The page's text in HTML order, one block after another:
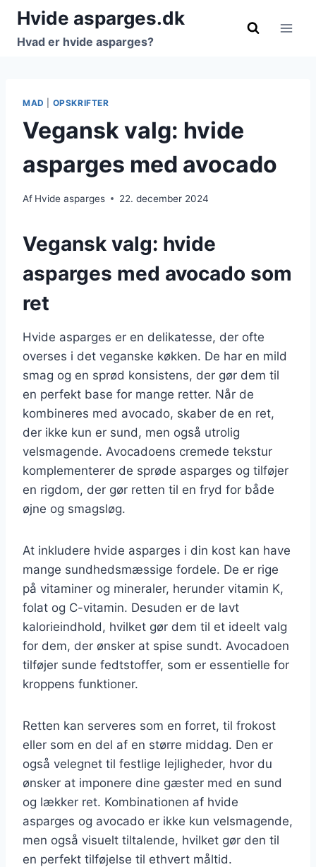
Fortsæt
indhold
Hvide asparges.dk
Hvad er hvide asparges?
MAD OPSKRIFTER
Vegansk valg: hvide
asparges med avocado
Af Hvide asparges 22. december 2024
Vegansk valg: hvide
asparges med avocado som
ret
Hvide asparges er en delikatesse, der ofte
overses i det veganske køkken. De har en mild
smag og en sprød konsistens, der gør dem til
en perfekt base for mange retter. Når de
kombineres med avocado, skaber de en ret,
der ikke kun er sund, men også utrolig
velsmagende. Avocadoens cremede tekstur
komplementerer de sprøde asparges og tilføjer
en rigdom, der gør retten til en fryd for både
øjne og smagsløg.
At inkludere hvide asparges i din kost kan have
mange sundhedsmæssige fordele. De er rige
på vitaminer og mineraler, herunder vitamin K,
folat og C-vitamin. Desuden er de lavt
kalorieindhold, hvilket gør dem til et ideelt valg
for dem, der ønsker at spise sundt. Avocadoen
tilføjer sunde fedtstoffer, som er essentielle for
kroppens funktioner.
Retten kan serveres som en forret, til frokost
eller som en del af en større middag. Den er
også velegnet til festlige lejligheder, hvor du
ønsker at imponere dine gæster med en sund
og lækker ret. Kombinationen af hvide
asparges og avocado er ikke kun velsmagende,
men også visuelt tiltalende, hvilket gør den til
en perfekt tilføjelse til ethvert måltid.